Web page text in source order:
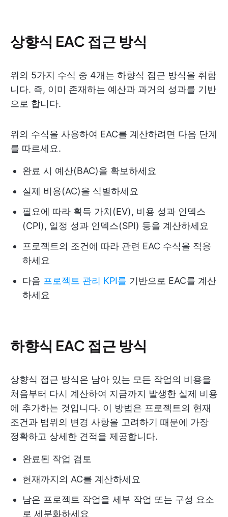
상향식 EAC 접근 방식
위의 5가지 수식 중 4개는 하향식 접근 방식을 취합
니다. 즉, 이미 존재하는 예산과 과거의 성과를 기반
으로 합니다.
위의 수식을 사용하여 EAC를 계산하려면 다음 단계
를 따르세요.
완료 시 예산(BAC)을 확보하세요
실제 비용(AC)을 식별하세요
필요에 따라 획득 가치(EV), 비용 성과 인덱스
(CPI), 일정 성과 인덱스(SPI) 등을 계산하세요
프로젝트의 조건에 따라 관련 EAC 수식을 적용
하세요
다음 프로젝트 관리 KPI를 기반으로 EAC를 계산
하세요
하향식 EAC 접근 방식
상향식 접근 방식은 남아 있는 모든 작업의 비용을
처음부터 다시 계산하여 지금까지 발생한 실제 비용
에 추가하는 것입니다. 이 방법은 프로젝트의 현재
조건과 범위의 변경 사항을 고려하기 때문에 가장
정확하고 상세한 견적을 제공합니다.
완료된 작업 검토
현재까지의 AC를 계산하세요
남은 프로젝트 작업을 세부 작업 또는 구성 요소
로 세분화하세요